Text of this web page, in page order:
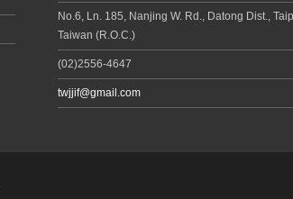
No.6, Ln. 185, Nanjing W. Rd., Datong Dist.,
Taiwan (R.O.C.)
(02)2556-4647
twjjif@gmail.com